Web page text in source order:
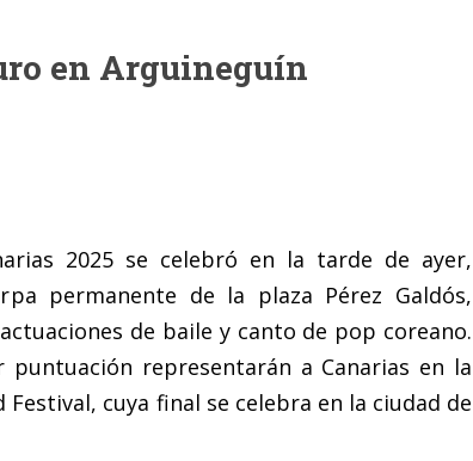
en Arguineguín
2025 se celebró en la tarde de ayer,
permanente de la plaza Pérez Galdós,
de baile y canto de pop coreano.
representarán a Canarias en la
Festival, cuya final se celebra en la ciudad de